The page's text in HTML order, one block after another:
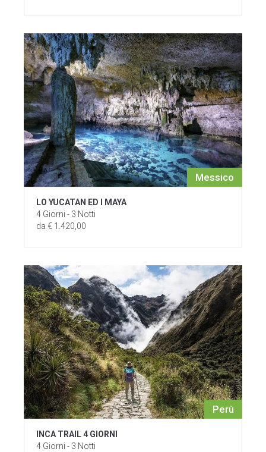
Messico
LO YUCATAN ED I MAYA
4 Giorni - 3 Notti
da € 1.420,00
Perù
INCA TRAIL 4 GIORNI
4 Giorni - 3 Notti